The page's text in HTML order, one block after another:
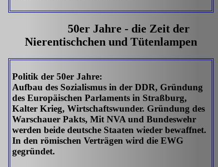
50er Jahre - die Zeit der
Nierentischchen und Tütenlampen
Politik der 50er Jahre:
Aufbau des Sozialismus in der DDR, Gründung
des Europäischen Parlaments in Straßburg,
Kalter Krieg, Wirtschaftswunder. Gründung des
Warschauer Pakts, Mit NVA und Bundeswehr
werden beide deutsche Staaten wieder bewaffnet.
In den römischen Verträgen wird die EWG
gegründet.